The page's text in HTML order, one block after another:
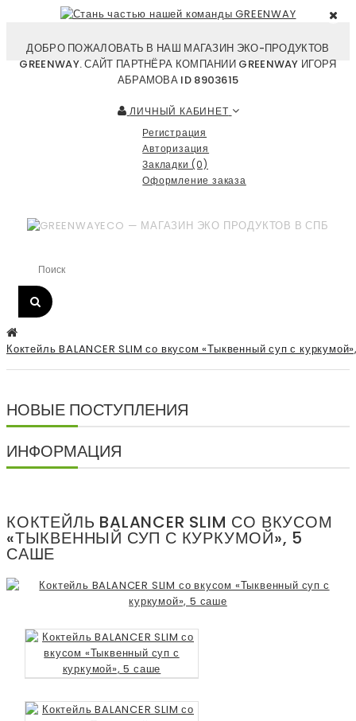
ДОБРО ПОЖАЛОВАТЬ В НАШ МАГАЗИН ЭКО-ПРОДУКТОВ
GREENWAY. САЙТ ПАРТНЁРА КОМПАНИИ GREENWAY ИГОРЯ
АБРАМОВА ID 8903615
ЛИЧНЫЙ КАБИНЕТ
Регистрация
Авторизация
Закладки (0)
Оформление заказа
Коктейль BALANCER SLIM со вкусом «Тыквенный суп с
НОВЫЕ ПОСТУПЛЕНИЯ
ИНФОРМАЦИЯ
КОКТЕЙЛЬ BALANCER SLIM СО ВКУСОМ
«ТЫКВЕННЫЙ СУП С КУРКУМОЙ», 5
САШЕ